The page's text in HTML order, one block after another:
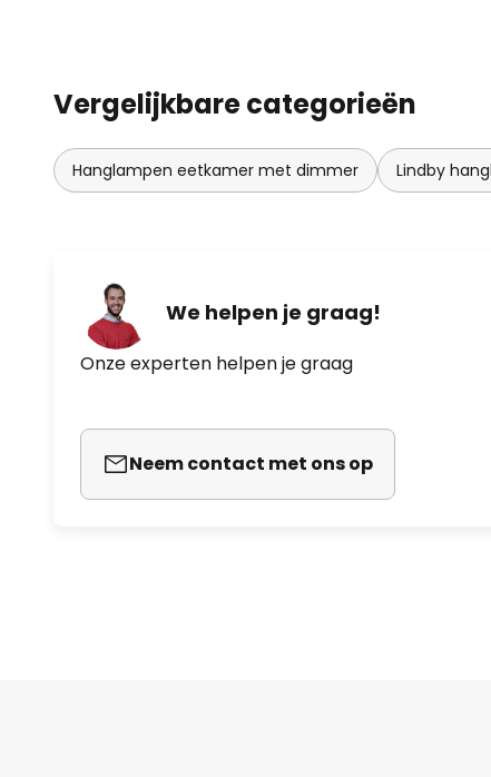
Vergelijkbare categorieën
Hanglampen eetkamer met dimmer Lindby
We helpen je graag!
Onze experten helpen je graag
Neem contact met ons op